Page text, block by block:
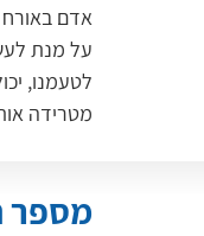
אדם באורח
על מנת
לטעמנו,
מטרידה
מספר